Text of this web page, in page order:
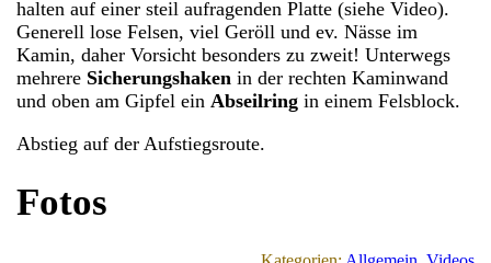
halten auf einer steil aufragenden Platte (siehe Video).
Generell lose Felsen, viel Geröll und ev. Nässe im
Kamin, daher Vorsicht besonders zu zweit! Unterwegs
mehrere Sicherungshaken in der rechten Kaminwand
und oben am Gipfel einAbseilring in einem Felsblock.
Abstieg auf der Aufstiegsroute.
Fotos